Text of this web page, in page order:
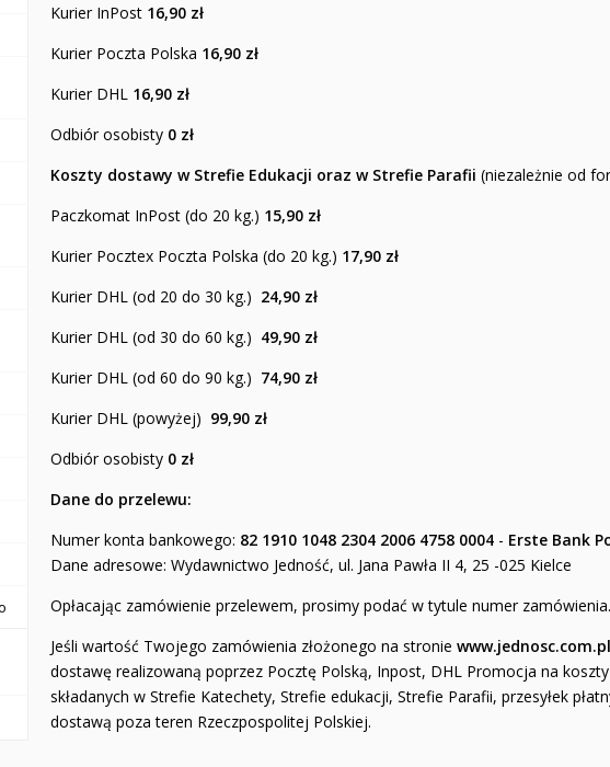
Kurier InPost 16,90 zł
Kurier Poczta Polska 16,90 zł
Kurier DHL 16,90 zł
Odbiór osobisty 0 zł
Koszty dostawy w Strefie Edukacji oraz w Strefie Parafii (niezależnie od
Paczkomat InPost (do 20 kg.) 15,90 zł
Kurier Pocztex Poczta Polska (do 20 kg.) 17,90 zł
Kurier DHL (od 20 do 30 kg.) 24,90 zł
Kurier DHL (od 30 do 60 kg.) 49,90 zł
Kurier DHL (od 60 do 90 kg.) 74,90 zł
Kurier DHL (powyżej) 99,90 zł
Odbiór osobisty 0 zł
Dane do przelewu:
Numer konta bankowego: 82 1910 1048 2304 2006 4758 0004 - Erste Bank
Dane adresowe: Wydawnictwo Jedność, ul. Jana Pawła II 4, 25 -025 Kielce
Opłacając zamówienie przelewem, prosimy podać w tytule numer zamówienia.
Jeśli wartość Twojego zamówienia złożonego na stronie www.jednosc.com.pl
dostawę realizowaną poprzez Pocztę Polską, Inpost, DHL Promocja na koszty
składanych w Strefie Katechety, Strefie edukacji, Strefie Parafii, przesyłek
dostawą poza teren Rzeczpospolitej Polskiej.